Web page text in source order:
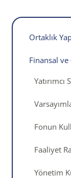
Ortaklık
Finansal
Yatırımcı
Fonun
Faaliyet
Yönetim